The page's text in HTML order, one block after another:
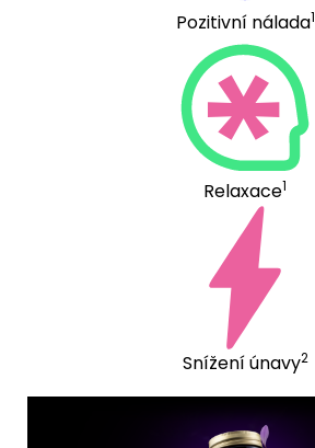
Pozitivní nálada1
Relaxace1
Snížení únavy2